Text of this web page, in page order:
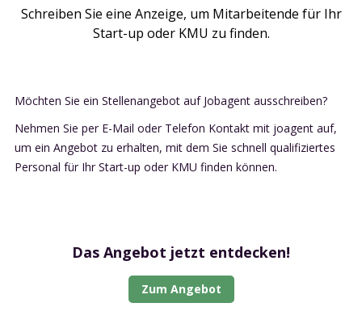
Schreiben Sie eine Anzeige, um Mitarbeitende für Ihr
Start-up oder KMU zu finden.
Möchten Sie ein Stellenangebot auf Jobagent ausschreiben?
Nehmen Sie per E-Mail oder Telefon Kontakt mit joagent auf,
um ein Angebot zu erhalten, mit dem Sie schnell qualifiziertes
Personal für Ihr Start-up oder KMU finden können.
Das Angebot jetzt entdecken!
Zum Angebot